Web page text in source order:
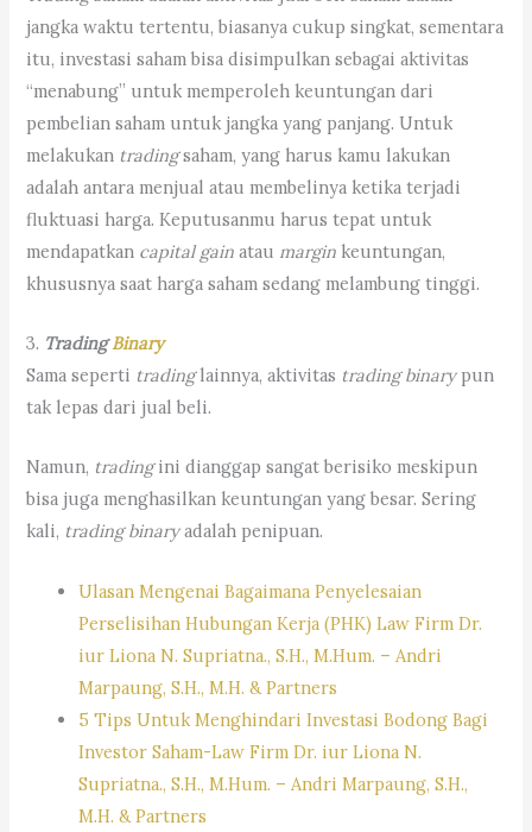
jangka waktu tertentu, biasanya cukup singkat, sementara
itu, investasi saham bisa disimpulkan sebagai aktivitas
“menabung” untuk memperoleh keuntungan dari
pembelian saham untuk jangka yang panjang. Untuk
melakukan tradingsaham, yang harus kamu lakukan
adalah antara menjual atau membelinya ketika terjadi
fluktuasi harga. Keputusanmu harus tepat untuk
mendapatkan capital gain atau margin keuntungan,
khususnya saat harga saham sedang melambung tinggi.
3. TradingBinary
Sama seperti tradinglainnya, aktivitas trading binarypun
tak lepas dari jual beli.
Namun, tradingini dianggap sangat berisiko meskipun
bisa juga menghasilkan keuntungan yang besar. Sering
kali, trading binaryadalah penipuan.
Ulasan Mengenai Bagaimana Penyelesaian
Perselisihan Hubungan Kerja (PHK) Law Firm Dr.
iur Liona N. Supriatna., S.H., M.Hum. – Andri
Marpaung, S.H., M.H. & Partners
5 Tips Untuk Menghindari Investasi Bodong Bagi
Investor Saham-Law Firm Dr. iur Liona N.
Supriatna., S.H., M.Hum. – Andri Marpaung, S.H.,
M.H. & Partners